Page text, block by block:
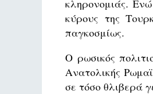
κληρονομιάς.
κύρους της
παγκοσμίως.
Ο ρωσικός
Ανατολικής
σε τόσο θλιβερά